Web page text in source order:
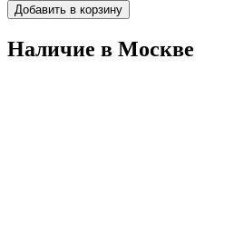
Добавить в корзину
Наличие в Москвe